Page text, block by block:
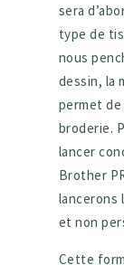
sera
type de
nous
dessin, la
permet
broderie.
lancer
Brother
lancerons
et non
Cette